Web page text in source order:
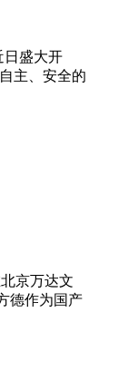
日盛大开
主、安全的
京万达文
德作为国产